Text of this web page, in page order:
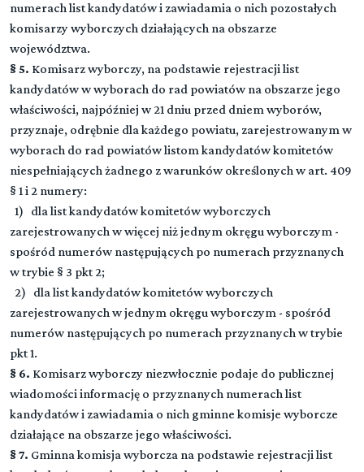
numerach list kandydatów i zawiadamia o nich pozostałych
komisarzy wyborczych działających na obszarze
województwa.
§ 5. Komisarz wyborczy, na podstawie rejestracji list
kandydatów w wyborach do rad powiatów na obszarze jego
właściwości, najpóźniej w 21 dniu przed dniem wyborów,
przyznaje, odrębnie dla każdego powiatu, zarejestrowanym w
wyborach do rad powiatów listom kandydatów komitetów
niespełniających żadnego z warunków określonych w art. 409
§ 1 i 2 numery:
1) dla list kandydatów komitetów wyborczych
zarejestrowanych w więcej niż jednym okręgu wyborczym -
spośród numerów następujących po numerach przyznanych
w trybie § 3 pkt 2;
2) dla list kandydatów komitetów wyborczych
zarejestrowanych w jednym okręgu wyborczym - spośród
numerów następujących po numerach przyznanych w trybie
pkt 1.
§ 6. Komisarz wyborczy niezwłocznie podaje do publicznej
wiadomości informację o przyznanych numerach list
kandydatów i zawiadamia o nich gminne komisje wyborcze
działające na obszarze jego właściwości.
§ 7. Gminna komisja wyborcza na podstawie rejestracji list
Dział I (art. 0-0)
Przepisy wstępne
Rozdział 2 (art. 10 - 11)
Prawa wyborcze
Rozdział 3 (art. 12 - 17)
Obwody głosowania
DZIAŁ II (art. 0-0)
Organy wyborcze
Rozdział 1 (art. 152 - 156)
Przepisy ogólne
Rozdział 2 (art. 157 - 165)
DZIAŁ III (art. 0-0)
Wybory do Sejmu